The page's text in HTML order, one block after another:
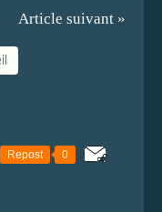
Article suivant »
Repost 0